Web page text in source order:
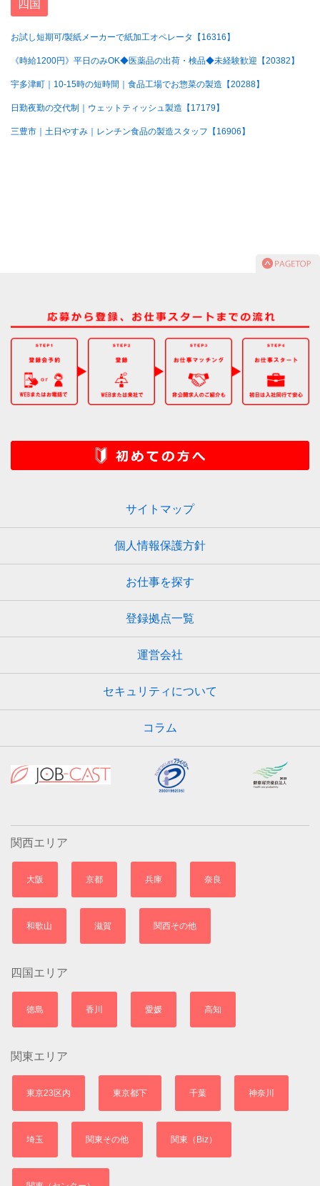
四国
お試し短期可/製紙メーカーで紙加工オペレータ【16316】
《時給1200円》平日のみOK◆医薬品の出荷・検品◆未経験歓迎【20382】
宇多津町｜10-15時の短時間｜食品工場でお惣菜の製造【20288】
日勤夜勤の交代制｜ウェットティッシュ製造【17179】
三豊市｜土日やすみ｜レンチン食品の製造スタッフ【16906】
サイトマップ
個人情報保護方針
お仕事を探す
登録拠点一覧
運営会社
セキュリティについて
コラム
関西エリア
大阪 京都 兵庫 奈良
和歌山 滋賀 関西その他
四国エリア
徳島 香川 愛媛 高知
関東エリア
東京23区内 東京都下 千葉 神奈川
埼玉 関東その他 関東（Biz）